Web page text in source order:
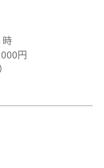
円